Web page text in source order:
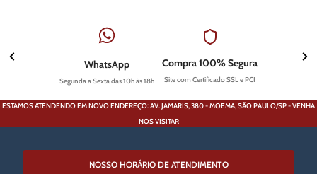
WhatsApp
Segunda a Sexta das 10h às 18h
Compra 100% Segura
Site com Certificado SSL e PCI
ESTAMOS ATENDENDO EM NOVO ENDEREÇO: AV. JAMARIS, 380 - MOEMA, SÃO PAULO/SP - VENHA
NOS VISITAR
NOSSO HORÁRIO DE ATENDIMENTO